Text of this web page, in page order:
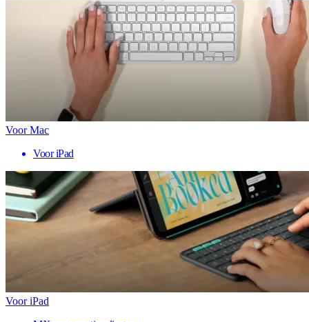
Voor Mac
Voor iPad
Voor iPad